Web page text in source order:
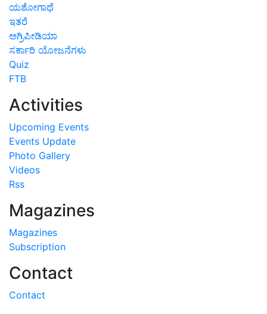
ಯಶೋಗಾಥೆ
ಇತರೆ
ಅಗ್ರಿಪೀಡಿಯಾ
ಸರ್ಕಾರಿ ಯೋಜನೆಗಳು
Quiz
FTB
Activities
Upcoming Events
Events Update
Photo Gallery
Videos
Rss
Magazines
Magazines
Subscription
Contact
Contact